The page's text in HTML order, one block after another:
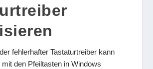
fehlerhafter Tastaturtreiber kann
den Pfeiltasten in Windows